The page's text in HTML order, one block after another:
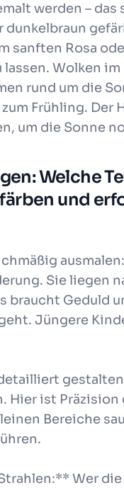
werden –
sanften Rosa
Wolken
rund um die
Frühling.
um die Sonne
Welche
und
Sie liegen
braucht Geduld
Jüngere
Hier ist
Bereiche
Wer